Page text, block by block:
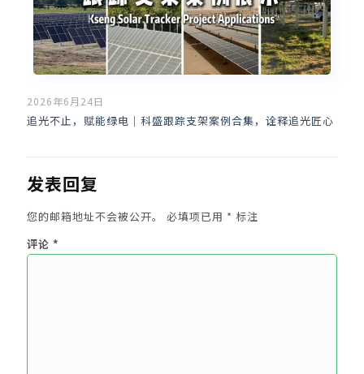
2026年6月24日
追光不止，赋能绿电｜科盛跟踪支架案例合集，诠释追光匠心
发表回复
您的邮箱地址不会被公开。 必填项已用 * 标注
评论 *